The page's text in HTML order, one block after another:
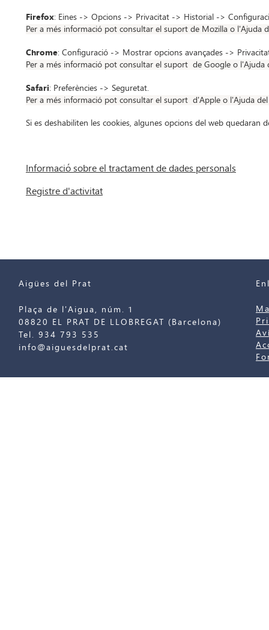
Firefox: Eines -> Opcions -> Privacitat -> Historial ->
Per a més informació pot consultar el suport de Mozilla o l'Ajuda
Chrome: Configuració -> Mostrar opcions avançades ->
Per a més informació pot consultar el suport de Google o l'Ajuda
Safari: Preferències -> Seguretat.
Per a més informació pot consultar el suport d'Apple o l'Ajuda
Si es deshabiliten les cookies, algunes opcions del web quedaran
Informació sobre el tractament de dades personals
Registre d'activitat
Aigües del Prat
Plaça de l'Aigua, núm. 1
08820 EL PRAT DE LLOBREGAT (Barcelona)
Tel. 934 793 535
info@aiguesdelprat.cat